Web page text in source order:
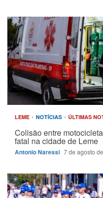
LEME NOTÍCIAS ÚLTIMAS
Colisão entre
fatal na cidade de Leme
Antonio Naressi 7 de agosto